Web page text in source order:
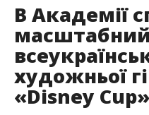
В Академії
художньої
«Disney Cup»